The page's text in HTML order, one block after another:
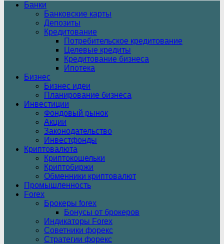
Банки
Банковские карты
Депозиты
Кредитование
Потребительское кредитование
Целевые кредиты
Кредитование бизнеса
Ипотека
Бизнес
Бизнес идеи
Планирование бизнеса
Инвестиции
Фондовый рынок
Акции
Законодательство
Инвестфонды
Криптовалюта
Криптокошельки
Криптобиржи
Обменники криптовалют
Промышленность
Forex
Брокеры forex
Бонусы от брокеров
Индикаторы Forex
Советники форекс
Стратегии форекс